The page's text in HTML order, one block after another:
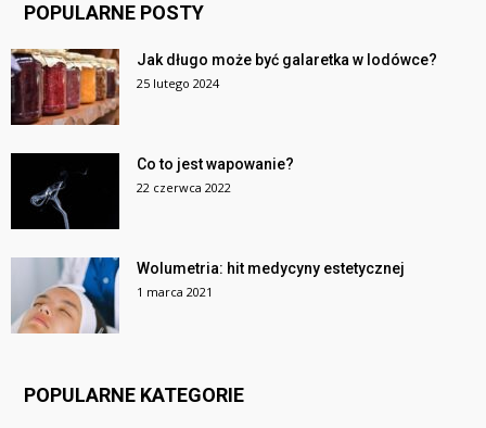
POPULARNE POSTY
Jak długo może być galaretka w lodówce?
25 lutego 2024
Co to jest wapowanie?
22 czerwca 2022
Wolumetria: hit medycyny estetycznej
1 marca 2021
POPULARNE KATEGORIE